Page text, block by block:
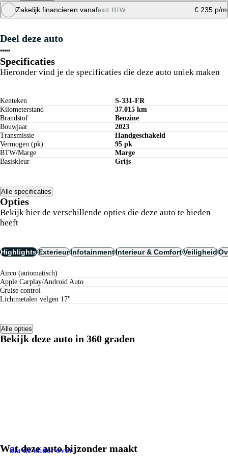
Maandbedrag berekenen
Zakelijk financieren vanafexcl. BTW € 235 p/m
Deel deze auto
Specificaties
Hieronder vind je de specificaties die deze auto uniek maken
Kenteken
S-331-FR
Kilometerstand
37.015 km
Brandstof
Benzine
Bouwjaar
2023
Transmissie
Handgeschakeld
Vermogen (pk)
95 pk
BTW/Marge
Marge
Basiskleur
Grijs
Alle specificaties
Opties
Bekijk hier de verschillende opties die deze auto te bieden
heeft
HighlightsExterieurInfotainmentInterieur & ComfortVeiligheid
airco (automatisch)
Apple Carplay/Android Auto
cruise control
lichtmetalen velgen 17"
Alle opties
Bekijk deze auto in 360 graden
Wat deze auto bijzonder maakt
Sla de slider over